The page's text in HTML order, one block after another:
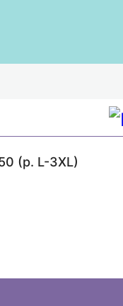
104-05-02 - менеджер
(р. L-3XL)